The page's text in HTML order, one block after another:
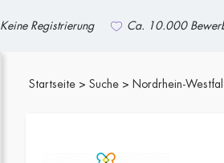
Keine Registrierung Ca. 10.000
Startseite Suche Nordrhein-